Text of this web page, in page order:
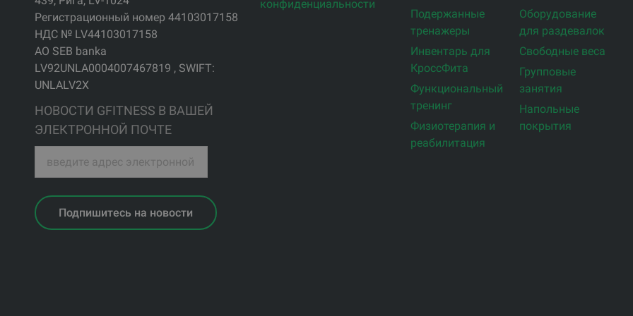
Регистрационный номер 44103017158
НДС № LV44103017158
АО SEB banka
LV92UNLA0004007467819 , SWIFT:
UNLALV2X
НОВОСТИ GFITNESS В ВАШЕЙ
ЭЛЕКТРОННОЙ ПОЧТЕ
Подпишитесь на новости
конфиденциальности
Подержанные
тренажеры
Инвентарь для
КроссФита
Функциональный
тренинг
Физиотерапия и
реабилитация
Оборудование
для раздевалок
Свободные веса
Групповые
занятия
Напольные
покрытия